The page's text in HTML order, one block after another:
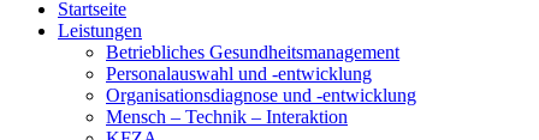
Startseite
Leistungen
Betriebliches Gesundheitsmanagement
Personalauswahl und -entwicklung
Organisationsdiagnose und -entwicklung
Mensch – Technik – Interaktion